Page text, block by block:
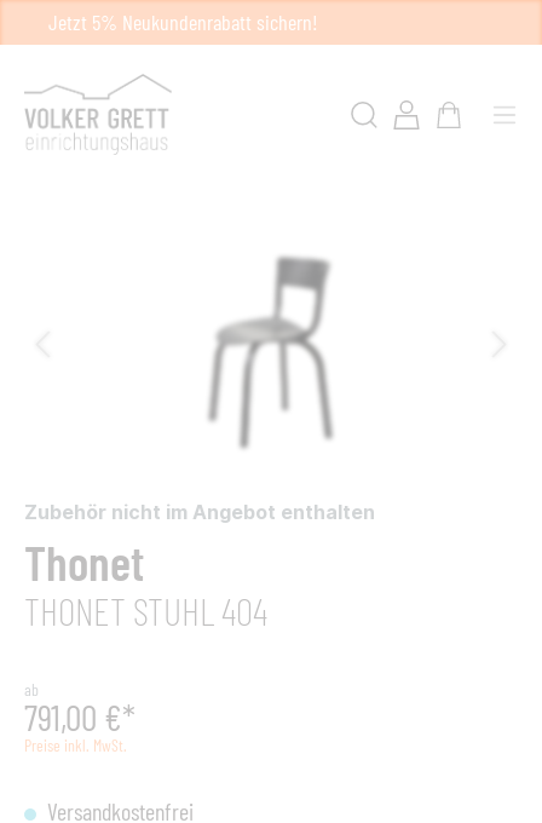
Jetzt 5% Neukundenrabatt sichern!
Zubehör nicht im Angebot enthalten
Thonet
THONET STUHL 404
ab
791,00 €*
Preise inkl. MwSt.
Versandkostenfrei